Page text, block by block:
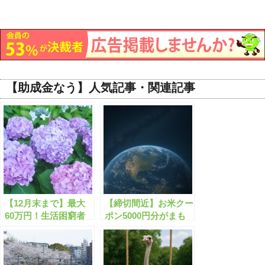
【助成金なう】人気記事・関連記事
【12月末まで】最大
60万円！生活困窮者
自立支援金とは？
【締切間近】お米クー
ポン5000円分がまも
なく終了します！